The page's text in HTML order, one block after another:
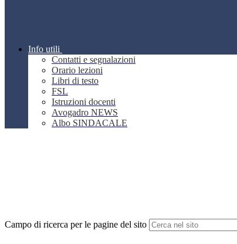
Info utili
Contatti e segnalazioni
Orario lezioni
Libri di testo
FSL
Istruzioni docenti
Avogadro NEWS
Albo SINDACALE
Campo di ricerca per le pagine del sito